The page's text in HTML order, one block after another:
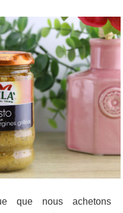
que nous achetons